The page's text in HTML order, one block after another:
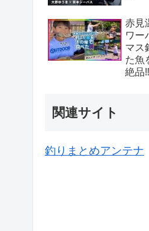
赤見
ワー
マス
た魚
絶品‼️
関連サイト
釣りまとめアンテナ